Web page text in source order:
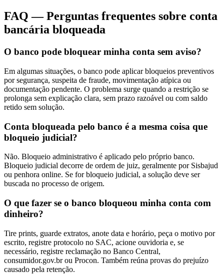
FAQ — Perguntas frequentes sobre conta
bancária bloqueada
O banco pode bloquear minha conta sem aviso?
Em algumas situações, o banco pode aplicar bloqueios preventivos
por segurança, suspeita de fraude, movimentação atípica ou
documentação pendente. O problema surge quando a restrição se
prolonga sem explicação clara, sem prazo razoável ou com saldo
retido sem solução.
Conta bloqueada pelo banco é a mesma coisa que
bloqueio judicial?
Não. Bloqueio administrativo é aplicado pelo próprio banco.
Bloqueio judicial decorre de ordem de juiz, geralmente por Sisbajud
ou penhora online. Se for bloqueio judicial, a solução deve ser
buscada no processo de origem.
O que fazer se o banco bloqueou minha conta com
dinheiro?
Tire prints, guarde extratos, anote data e horário, peça o motivo por
escrito, registre protocolo no SAC, acione ouvidoria e, se
necessário, registre reclamação no Banco Central,
consumidor.gov.br ou Procon. Também reúna provas do prejuízo
causado pela retenção.